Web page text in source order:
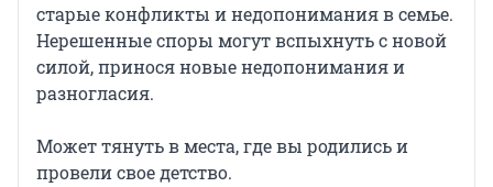
старые конфликты и недопонимания в семье.
Нерешенные споры могут вспыхнуть с новой
силой, принося новые недопонимания и
разногласия.
Может тянуть в места, где вы родились и
провели свое детство.